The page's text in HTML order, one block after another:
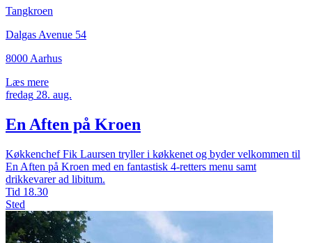
Tangkroen
Dalgas Avenue 54
8000 Aarhus
Læs mere
fredag 28. aug.
En Aften på Kroen
Køkkenchef Fik Laursen tryller i køkkenet og byder velkommen til
En Aften på Kroen med en fantastisk 4-retters menu samt
drikkevarer ad libitum.
Tid 18.30
Sted